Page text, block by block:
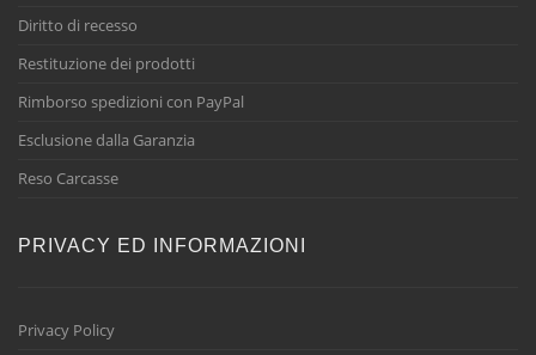
Diritto di recesso
Restituzione dei prodotti
Rimborso spedizioni con PayPal
Esclusione dalla Garanzia
Reso Carcasse
PRIVACY ED INFORMAZIONI
Privacy Policy